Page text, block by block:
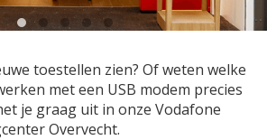
toestellen zien? Of weten welke
met een USB modem precies
je graag uit in onze Vodafone
Overvecht.